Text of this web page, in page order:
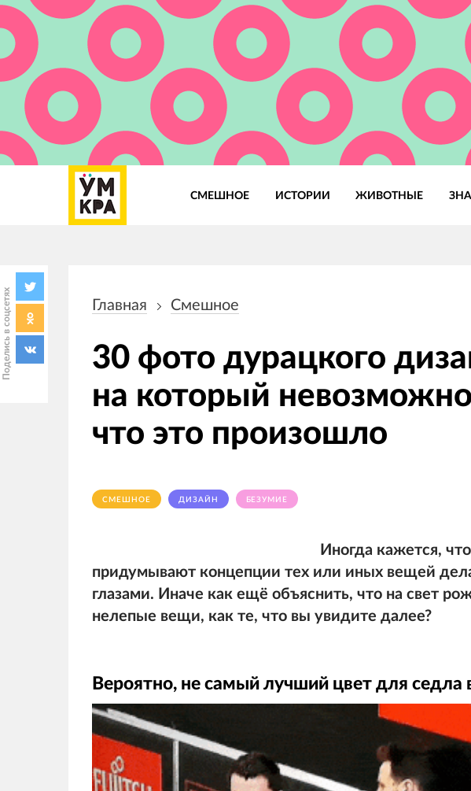
СМЕШНОЕ ИСТОРИИ ЖИВОТНЫЕ
Поделись в соцсетях навигации
Главная Смешное
30 фото дурацкого
на который
что это произошло
СМЕШНОЕ ДИЗАЙН БЕЗУМИЕ
Иногда кажется,
придумывают концепции тех или иных вещей
глазами. Иначе как ещё объяснить, что на свет
нелепые вещи, как те, что вы увидите далее?
Вероятно, не самый лучший цвет для седла